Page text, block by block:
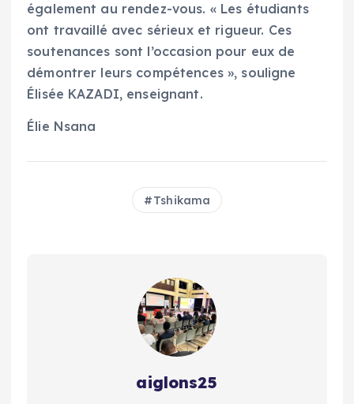
également au rendez-vous. « Les étudiants
ont travaillé avec sérieux et rigueur. Ces
soutenances sont l’occasion pour eux de
démontrer leurs compétences », souligne
Élisée KAZADI, enseignant.
Élie Nsana
Tshikama
aiglons25